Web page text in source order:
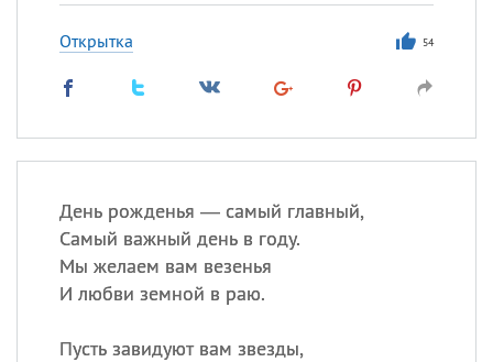
Открытка 54
День рожденья — самый главный,
Самый важный день в году.
Мы желаем вам везенья
И любви земной в раю.
Пусть завидуют вам звезды,